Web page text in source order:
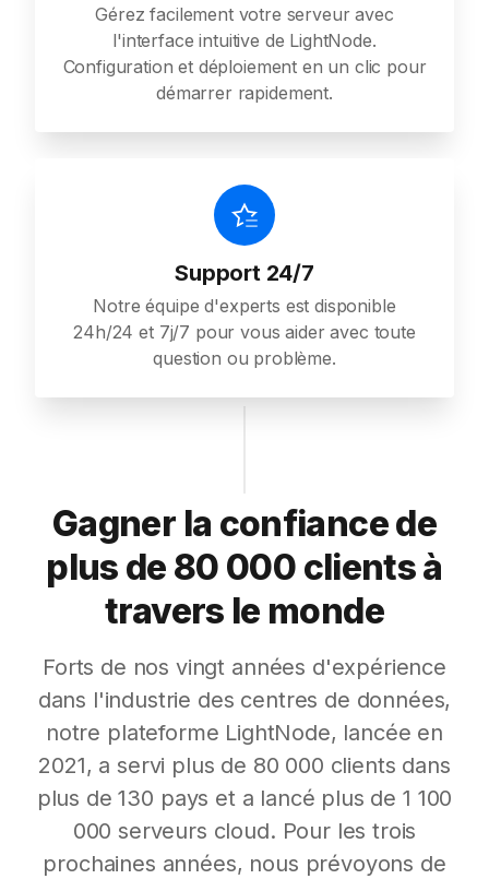
Gérez facilement votre serveur avec
l'interface intuitive de LightNode.
Configuration et déploiement en un clic pour
démarrer rapidement.
Support 24/7
Notre équipe d'experts est disponible
24h/24 et 7j/7 pour vous aider avec toute
question ou problème.
Gagner la confiance de
plus de 80 000 clients à
travers le monde
Forts de nos vingt années d'expérience
dans l'industrie des centres de données,
notre plateforme LightNode, lancée en
2021, a servi plus de 80 000 clients dans
plus de 130 pays et a lancé plus de 1 100
000 serveurs cloud. Pour les trois
prochaines années, nous prévoyons de